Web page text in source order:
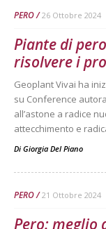
PERO 26 Ottobre 2024
Piante di
risolvere i
Geoplant Vivai ha
su Conference
all’astone a radice
attecchimento e
Di Giorgia Del Piano
PERO 21 Ottobre 2024
Pero: meglio